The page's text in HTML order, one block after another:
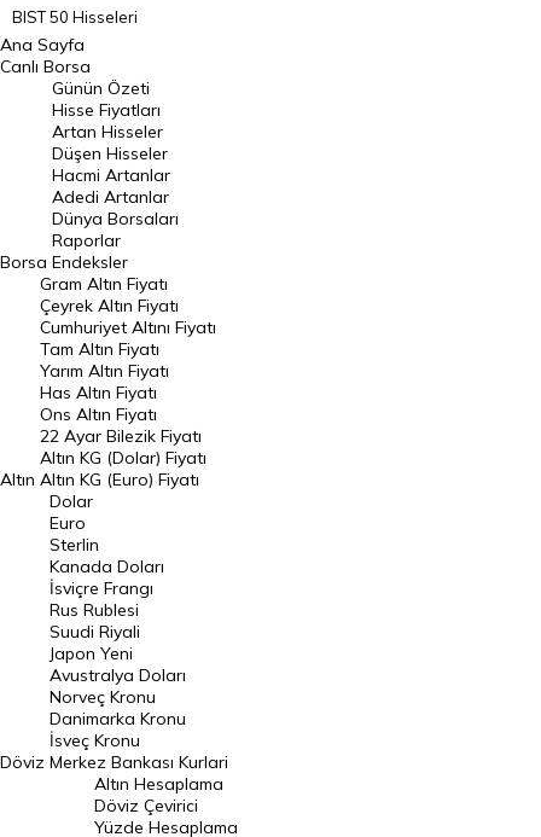
BIST 50 Hisseleri
BIST 100 Hisseleri
En Çok Artan Hisseler
En Çok Düşen Hisseler
Hacmi Artanlar
Geçmiş Kapanışlar
Dünya Borsaları
Raporlar
Endeksler
DÖVİZ
Döviz Kuru
Dolar Kuru
Euro Kuru
Pound Kuru
Frank Kuru
Riyal Kuru
Avustralya Doları
Danimarka Kronu Kuru
Kanada Doları Kuru
Norveç Kronu Kuru
İsveç Kronu Kuru
Ana Sayfa
Canlı Borsa
Borsa
Günün Özeti
Hisse Fiyatları
Artan Hisseler
Düşen Hisseler
Hacmi Artanlar
Adedi Artanlar
Dünya Borsaları
Raporlar
Endeksler
Altın
Gram Altın Fiyatı
Çeyrek Altın Fiyatı
Cumhuriyet Altını Fiyatı
Tam Altın Fiyatı
Yarım Altın Fiyatı
Has Altın Fiyatı
Ons Altın Fiyatı
22 Ayar Bilezik Fiyatı
Altın KG (Dolar) Fiyatı
Altın KG (Euro) Fiyatı
Döviz
Dolar
Euro
Sterlin
Kanada Doları
İsviçre Frangı
Rus Rublesi
Suudi Riyali
Japon Yeni
Avustralya Doları
Norveç Kronu
Danimarka Kronu
İsveç Kronu
Merkez Bankası Kurlari
Altın Hesaplama
Döviz Çevirici
Yüzde Hesaplama